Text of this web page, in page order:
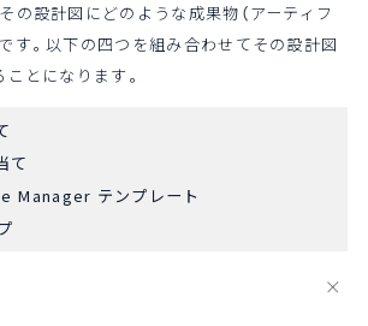
の設計図にどのような成果物（アーティフ
す。以下の四つを組み合わせてその設計図
ことになります。
て
Manager テンプレート